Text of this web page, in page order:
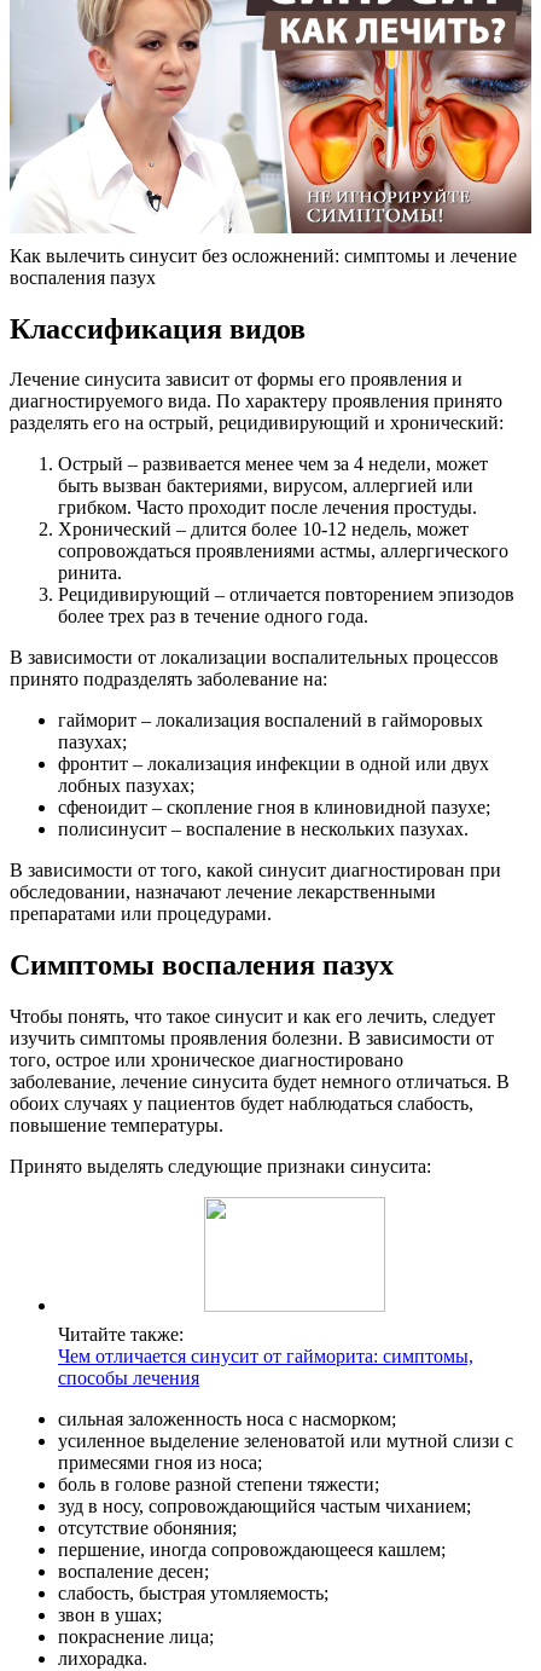
Как вылечить синусит без осложнений: симптомы и лечение
воспаления пазух
Классификация видов
Лечение синусита зависит от формы его проявления и
диагностируемого вида. По характеру проявления принято
разделять его на острый, рецидивирующий и хронический:
Острый – развивается менее чем за 4 недели, может
быть вызван бактериями, вирусом, аллергией или
грибком. Часто проходит после лечения простуды.
Хронический – длится более 10-12 недель, может
сопровождаться проявлениями астмы, аллергического
ринита.
Рецидивирующий – отличается повторением эпизодов
более трех раз в течение одного года.
В зависимости от локализации воспалительных процессов
принято подразделять заболевание на:
гайморит – локализация воспалений в гайморовых
пазухах;
фронтит – локализация инфекции в одной или двух
лобных пазухах;
сфеноидит – скопление гноя в клиновидной пазухе;
полисинусит – воспаление в нескольких пазухах.
В зависимости от того, какой синусит диагностирован при
обследовании, назначают лечение лекарственными
препаратами или процедурами.
Симптомы воспаления пазух
Чтобы понять, что такое синусит и как его лечить, следует
изучить симптомы проявления болезни. В зависимости от
того, острое или хроническое диагностировано
заболевание, лечение синусита будет немного отличаться. В
обоих случаях у пациентов будет наблюдаться слабость,
повышение температуры.
Принято выделять следующие признаки синусита:
Читайте также:
Чем отличается синусит от гайморита: симптомы,
способы лечения
сильная заложенность носа с насморком;
усиленное выделение зеленоватой или мутной слизи с
примесями гноя из носа;
боль в голове разной степени тяжести;
зуд в носу, сопровождающийся частым чиханием;
отсутствие обоняния;
першение, иногда сопровождающееся кашлем;
воспаление десен;
слабость, быстрая утомляемость;
звон в ушах;
покраснение лица;
лихорадка.